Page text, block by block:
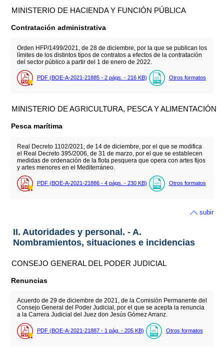
MINISTERIO DE HACIENDA Y FUNCIÓN PÚBLICA
Contratación administrativa
Orden HFP/1499/2021, de 28 de diciembre, por la que se publican los
límites de los distintos tipos de contratos a efectos de la contratación
del sector público a partir del 1 de enero de 2022.
PDF (BOE-A-2021-21885 - 2 págs. - 216 KB) Otros formatos
MINISTERIO DE AGRICULTURA, PESCA Y ALIMENTACIÓN
Pesca marítima
Real Decreto 1102/2021, de 14 de diciembre, por el que se modifica
el Real Decreto 395/2006, de 31 de marzo, por el que se establecen
medidas de ordenación de la flota pesquera que opera con artes fijos
y artes menores en el Mediterráneo.
PDF (BOE-A-2021-21886 - 4 págs. - 230 KB) Otros formatos
subir
II. Autoridades y personal. - A.
Nombramientos, situaciones e incidencias
CONSEJO GENERAL DEL PODER JUDICIAL
Renuncias
Acuerdo de 29 de diciembre de 2021, de la Comisión Permanente del
Consejo General del Poder Judicial, por el que se acepta la renuncia
a la Carrera Judicial del Juez don Jesús Gómez Arranz.
PDF (BOE-A-2021-21887 - 1 pág. - 205 KB) Otros formatos